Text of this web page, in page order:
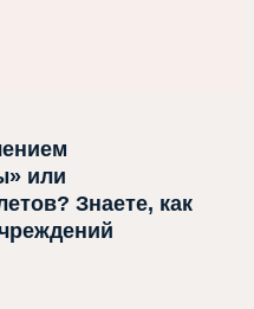
или
Знаете, как